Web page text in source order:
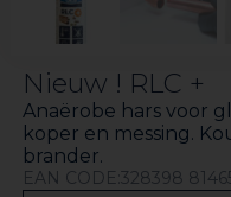
Nieuw ! RLC +
Anaërobe hars voor
koper en messing.
brander.
EAN CODE:328398